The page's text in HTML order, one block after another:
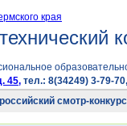
края
45, тел.: 8(34249) 3-79-
смотр-